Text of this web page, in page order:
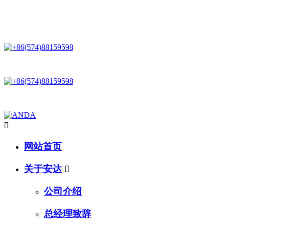

网站首页
关于安达 
公司介绍
总经理致辞